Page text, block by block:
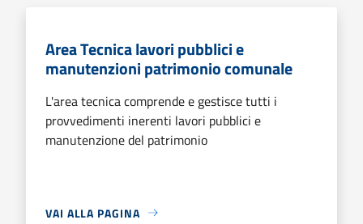
Area Tecnica lavori pubblici e
manutenzioni patrimonio comunale
L'area tecnica comprende e gestisce tutti i
provvedimenti inerenti lavori pubblici e
manutenzione del patrimonio
VAI ALLA PAGINA